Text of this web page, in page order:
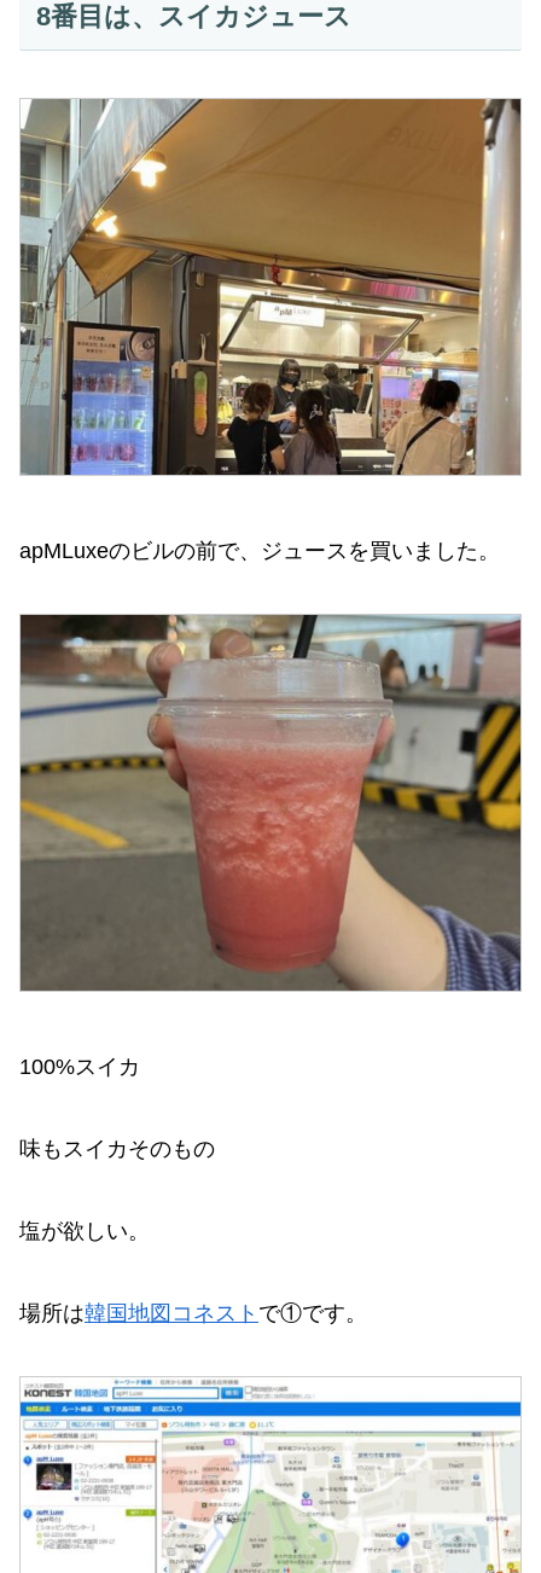
8番目は、スイカジュース
apMLuxeのビルの前で、ジュースを買いました。
100%スイカ
味もスイカそのもの
塩が欲しい。
場所は韓国地図コネスト で①です。